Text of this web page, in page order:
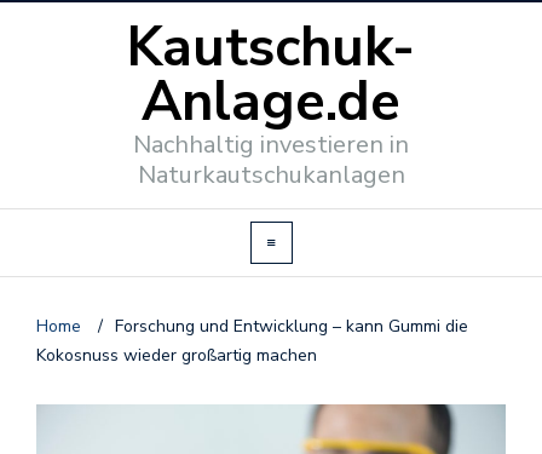
Kautschuk-
Anlage.de
Nachhaltig investieren in
Naturkautschukanlagen
Home / Forschung und Entwicklung – kann Gummi die
Kokosnuss wieder großartig machen